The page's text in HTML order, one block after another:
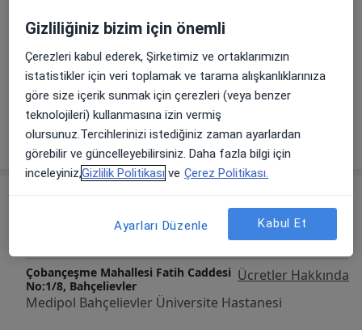
Galeriyi görüntüle (1)
Tümünü gösterdeneyim hakkında
Çocuk Sağlığı Ve Hastalıkları Randevusu
Çobançeşme Mahallesi Fatih Caddesi
No:1/8, Bahçelievler
Ücretler Hakkında
Medipol Bahçelievler Üniversite Hastanesi
Gizliliğiniz bizim için önemli
Çerezleri kabul ederek, Şirketimiz ve ortaklarımızın
istatistikler için veri toplamak ve tarama alışkanlıklarınıza
göre size içerik sunmak için çerezleri (veya benzer
teknolojileri) kullanmasına izin vermiş
olursunuz.Tercihlerinizi istediğiniz zaman ayarlardan
görebilir ve güncelleyebilirsiniz. Daha fazla bilgi için
inceleyiniz,Gizlilik Politikası ve Çerez Politikası.
Ayarları Düzenle Kabul Et